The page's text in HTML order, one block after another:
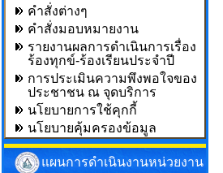
คำสั่งต่างๆ
คำสั่งมอบหมายงาน
รายงานผลการดำเนินการเรื่อง
ร้องทุกข์-ร้องเรียนประจำปี
การประเมินความพึงพอใจของ
ประชาชน ณ จุดบริการ
นโยบายการใช้คุกกี้
นโยบายคุ้มครองข้อมูล
แผนการดำเนินงานหน่วยงาน